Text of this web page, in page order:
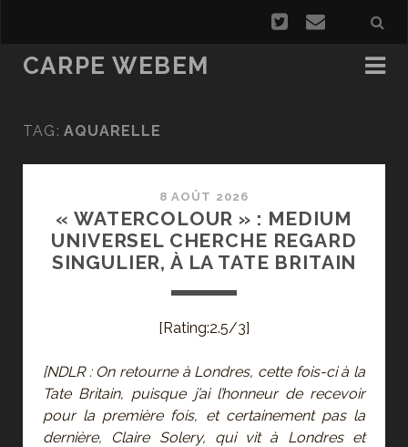
CARPE WEBEM
TAG: AQUARELLE
8 AOÛT 2026
« WATERCOLOUR » : MEDIUM
UNIVERSEL CHERCHE REGARD
SINGULIER, À LA TATE BRITAIN
[Rating:2.5/3]
[NDLR : On retourne à Londres, cette fois-ci à la
Tate Britain, puisque j’ai l’honneur de recevoir
pour la première fois, et certainement pas la
dernière, Claire Solery, qui vit à Londres et